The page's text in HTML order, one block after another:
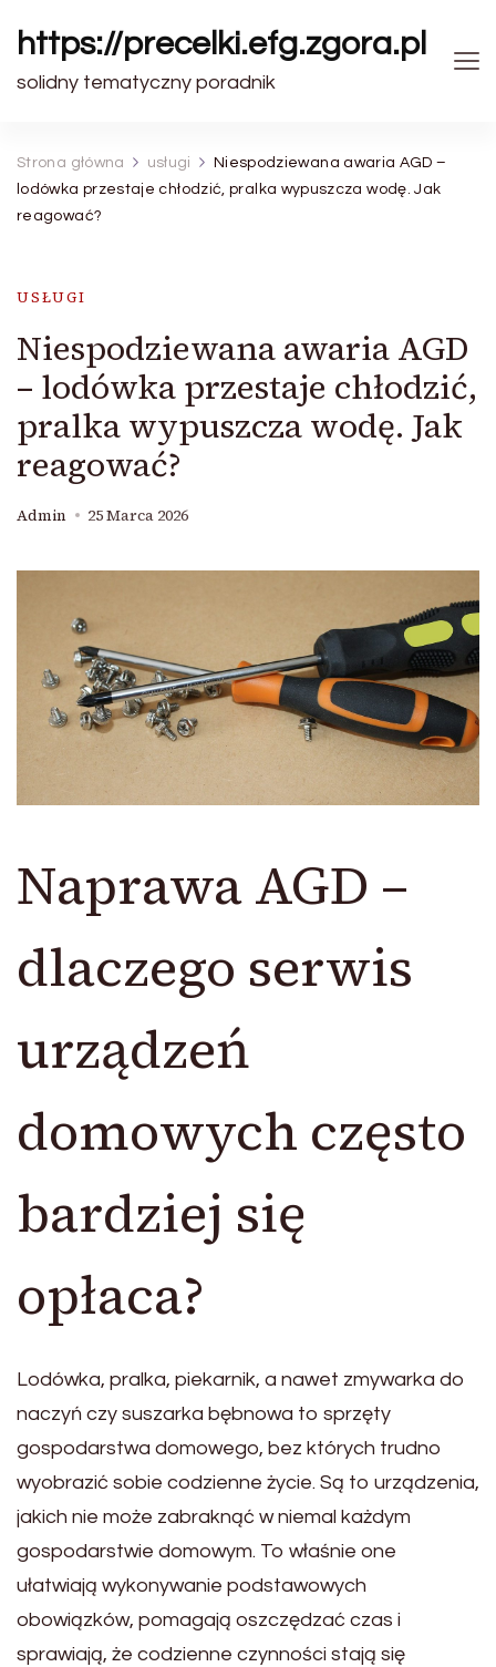
https://precelki.efg.zgora.pl
solidny tematyczny poradnik
Strona główna usługi
Niespodziewana awaria AGD –
lodówka przestaje chłodzić, pralka wypuszcza wodę. Jak
reagować?
USŁUGI
Niespodziewana awaria AGD
– lodówka przestaje chłodzić,
pralka wypuszcza wodę. Jak
reagować?
Admin 25 Marca 2026
Naprawa AGD –
dlaczego serwis
urządzeń
domowych często
bardziej się
opłaca?
Lodówka, pralka, piekarnik, a nawet zmywarka do
naczyń czy suszarka bębnowa to sprzęty
gospodarstwa domowego, bez których trudno
wyobrazić sobie codzienne życie. Są to urządzenia,
jakich nie może zabraknąć w niemal każdym
gospodarstwie domowym. To właśnie one
ułatwiają wykonywanie podstawowych
obowiązków, pomagają oszczędzać czas i
sprawiają, że codzienne czynności stają się